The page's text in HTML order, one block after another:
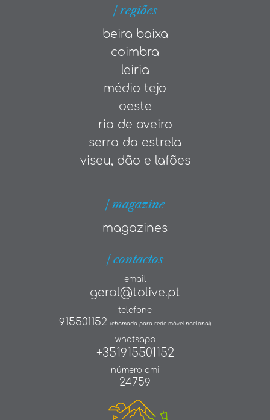
| regiões
beira baixa
coimbra
leiria
médio tejo
oeste
ria de aveiro
serra da estrela
viseu, dão e lafões
| magazine
magazines
| contactos
email
geral@tolive.pt
telefone
915501152 (chamada para rede móvel nacional)
whatsapp
+351915501152
número ami
24759